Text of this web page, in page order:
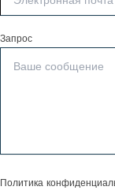
Запрос
Политика